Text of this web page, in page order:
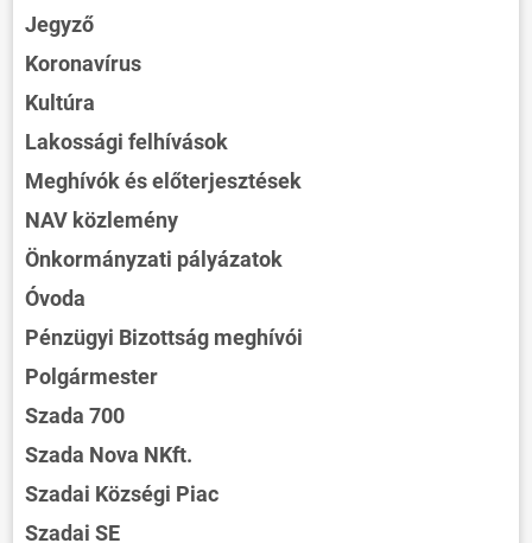
Jegyző
Koronavírus
Kultúra
Lakossági felhívások
Meghívók és előterjesztések
NAV közlemény
Önkormányzati pályázatok
Óvoda
Pénzügyi Bizottság meghívói
Polgármester
Szada 700
Szada Nova NKft.
Szadai Községi Piac
Szadai SE